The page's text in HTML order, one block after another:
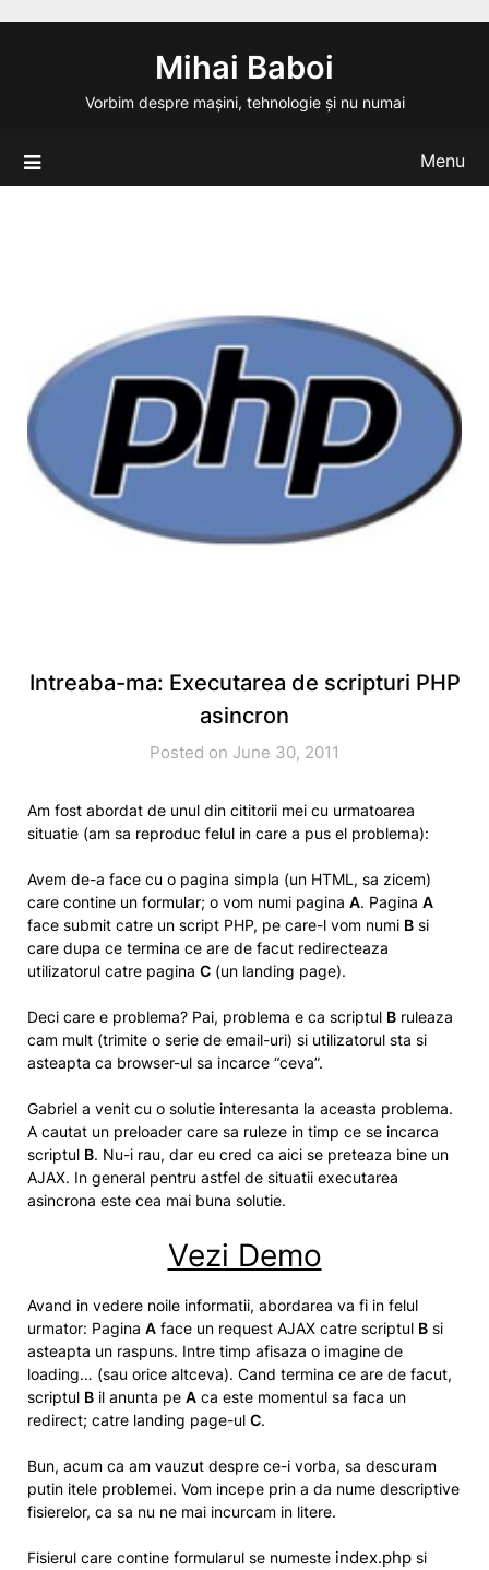
Mihai Baboi
Vorbim despre mașini, tehnologie și nu numai
Menu
Intreaba-ma: Executarea de scripturi PHP
asincron
Posted on June 30, 2011
Am fost abordat de unul din cititorii mei cu urmatoarea
situatie (am sa reproduc felul in care a pus el problema):
Avem de-a face cu o pagina simpla (un HTML, sa zicem)
care contine un formular; o vom numi pagina A. Pagina A
face submit catre un script PHP, pe care-l vom numi B si
care dupa ce termina ce are de facut redirecteaza
utilizatorul catre pagina C (un landing page).
Deci care e problema? Pai, problema e ca scriptul B ruleaza
cam mult (trimite o serie de email-uri) si utilizatorul sta si
asteapta ca browser-ul sa incarce “ceva”.
Gabriel a venit cu o solutie interesanta la aceasta problema.
A cautat un preloader care sa ruleze in timp ce se incarca
scriptul B. Nu-i rau, dar eu cred ca aici se preteaza bine un
AJAX. In general pentru astfel de situatii executarea
asincrona este cea mai buna solutie.
Vezi Demo
Avand in vedere noile informatii, abordarea va fi in felul
urmator: Pagina A face un request AJAX catre scriptul B si
asteapta un raspuns. Intre timp afisaza o imagine de
loading… (sau orice altceva). Cand termina ce are de facut,
scriptul B il anunta pe A ca este momentul sa faca un
redirect; catre landing page-ul C.
Bun, acum ca am vauzut despre ce-i vorba, sa descuram
putin itele problemei. Vom incepe prin a da nume descriptive
fisierelor, ca sa nu ne mai incurcam in litere.
Fisierul care contine formularul se numeste index.php si